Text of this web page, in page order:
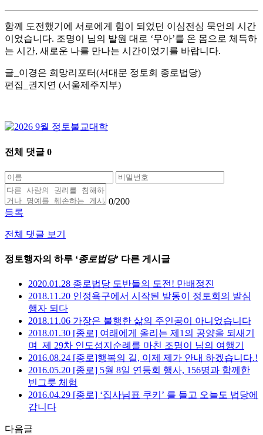
함께 도전했기에 서로에게 힘이 되었던 이심전심 묵언의 시간
이었습니다. 조명이 님의 발원 대로 ‘무아’를 온 몸으로 체득하
는 시간, 새로운 나를 만나는 시간이었기를 바랍니다.
글_이경은 희망리포터(서대문 정토회 종로법당)
편집_권지연 (서울제주지부)
전체 댓글 0
0/200
등록
전체 댓글 보기
정토행자의 하루 ‘종로법당’ 다른 게시글
2020.01.28 종로법당 도반들의 도전! 만배정진
2018.11.20 인정욕구에서 시작된 발동이 정토회의 발심
행자 되다
2018.11.06 가장은 불행한 삶의 주인공이 아니었습니다
2018.01.30 [종로] 여래에게 올리는 제1의 공양을 되새기
며_제 29차 인도성지순례를 마친 조명이 님의 여행기
2016.08.24 [종로]행복의 길, 이제 제가 안내 하겠습니다.!
2016.05.20 [종로] 5월 8일 연등회 행사, 156명과 함께한
빈그릇 체험
2016.04.29 [종로] ‘집사님표 쿠키’ 를 들고 오늘도 법당에
갑니다
다음글